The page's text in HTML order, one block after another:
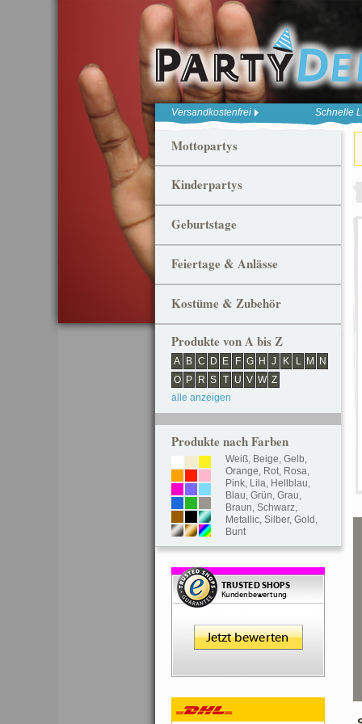
Versandkostenfrei Schnelle
Mottopartys
Kinderpartys
Geburtstage
Feiertage & Anlässe
Kostüme & Zubehör
Produkte von A bis Z
A B C D E F G H J K L M
N
O
P R S T U V W Z
alle anzeigen
Produkte nach Farben
Weiß, Beige, Gelb,
Orange, Rot, Rosa,
Pink, Lila, Hellblau,
Blau, Grün, Grau,
Braun, Schwarz,
Metallic, Silber, Gold ,
Bunt